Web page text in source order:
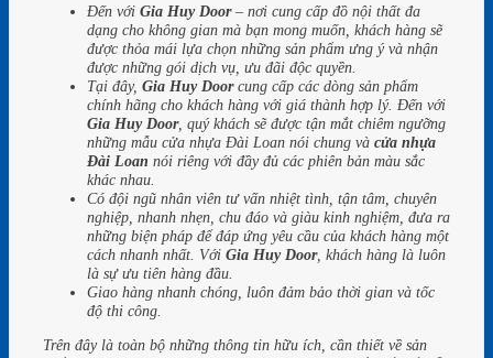
Đến với Gia Huy Door– nơi cung cấp đồ nội thất đa
dạng cho không gian mà bạn mong muốn, khách hàng sẽ
được thỏa mái lựa chọn những sản phẩm ưng ý và nhận
được những gói dịch vụ, ưu đãi độc quyền.
Tại đây, Gia Huy Doorcung cấp các dòng sản phẩm
chính hãng cho khách hàng với giá thành hợp lý. Đến với
Gia Huy Door, quý khách sẽ được tận mắt chiêm ngưỡng
những mẫu cửa nhựa Đài Loan nói chung và cửa nhựa
Đài Loan nói riêng với đầy đủ các phiên bản màu sắc
khác nhau.
Có đội ngũ nhân viên tư vấn nhiệt tình, tận tâm, chuyên
nghiệp, nhanh nhẹn, chu đáo và giàu kinh nghiệm, đưa ra
những biện pháp để đáp ứng yêu cầu của khách hàng một
cách nhanh nhất. Với Gia Huy Door, khách hàng là luôn
là sự ưu tiên hàng đầu.
Giao hàng nhanh chóng, luôn đảm bảo thời gian và tốc
độ thi công.
Trên đây là toàn bộ những thông tin hữu ích, cần thiết về sản